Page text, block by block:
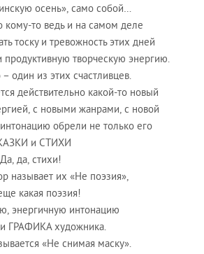
осень», само собой…
кому-­то ведь и на самом деле
тоску и тревожность этих дней
творческую энергию.
один из этих счастливцев.
действительно какой-­то новый
с новыми жанрами, с новой
обрели не только его
и СТИХИ
Да, да, стихи!
называет их «Не поэзия»,
какая поэзия!
энергичную интонацию
ГРАФИКА художника.
«Не снимая маску».